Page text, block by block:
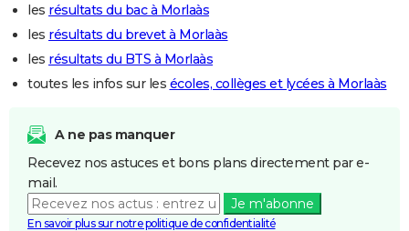
les résultats du bac à Morlaàs
les résultats du brevet à Morlaàs
les résultats du BTS à Morlaàs
toutes les infos sur les écoles, collèges et lycées à Morlaàs
A ne pas manquer
Recevez nos astuces et bons plans directement par e-
mail.
Je m'abonne
En savoir plus sur notre politique de confidentialité